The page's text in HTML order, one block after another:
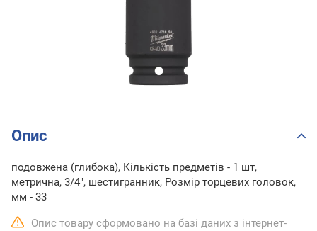
Опис
подовжена (глибока), Кількість предметів - 1 шт,
метрична, 3/4", шестигранник, Розмір торцевих головок,
мм - 33
Опис товару сформовано на базі даних з інтернет-